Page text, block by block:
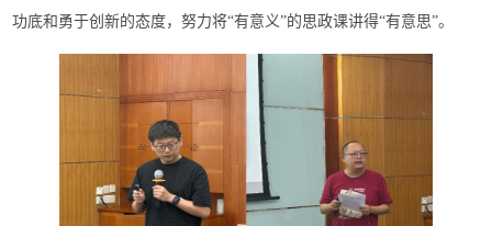
功底和勇于创新的态度，努力将“有意义”的思政课讲得“有意思”。